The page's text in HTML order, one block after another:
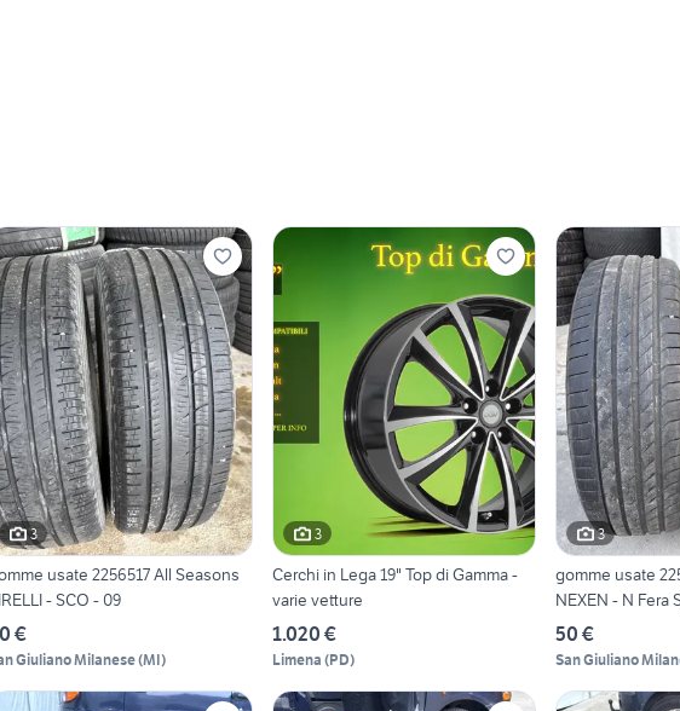
3
usate 2256517 All Seasons
- SCO - 09
€
Giuliano Milanese(MI)
3
Cerchi in Lega 19" Top di Gamma -
varie vetture
1.020 €
Limena (PD)
3
gomme usate
NEXEN - N Fera
50 €
San Giuliano